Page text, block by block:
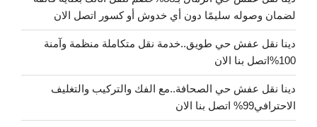
لضمان وصوله سليمًا دون أي خدوش أو كسور اتصل الان
دينا نقل عفش حي طويق..خدمة نقل متكاملة منظمة وآمنة
100%اتصل بنا الان
دينا نقل عفش حي الصحافة..مع الفك والتركيب والتغليف
الاحترافي99% اتصل بنا الان